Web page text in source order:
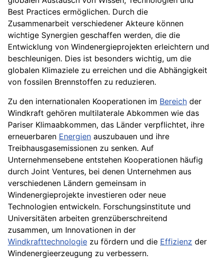
Best Practices ermöglichen. Durch die
Zusammenarbeit verschiedener Akteure können
wichtige Synergien geschaffen werden, die die
Entwicklung von Windenergieprojekten erleichtern und
beschleunigen. Dies ist besonders wichtig, um die
globalen Klimaziele zu erreichen und die Abhängigkeit
von fossilen Brennstoffen zu reduzieren.
Zu den internationalen Kooperationen im Bereich der
Windkraft gehören multilaterale Abkommen wie das
Pariser Klimaabkommen, das Länder verpflichtet, ihre
erneuerbaren Energien auszubauen und ihre
Treibhausgasemissionen zu senken. Auf
Unternehmensebene entstehen Kooperationen häufig
durch Joint Ventures, bei denen Unternehmen aus
verschiedenen Ländern gemeinsam in
Windenergieprojekte investieren oder neue
Technologien entwickeln. Forschungsinstitute und
Universitäten arbeiten grenzüberschreitend
zusammen, um Innovationen in der
Windkrafttechnologie zu fördern und die Effizienz der
Windenergieerzeugung zu verbessern.